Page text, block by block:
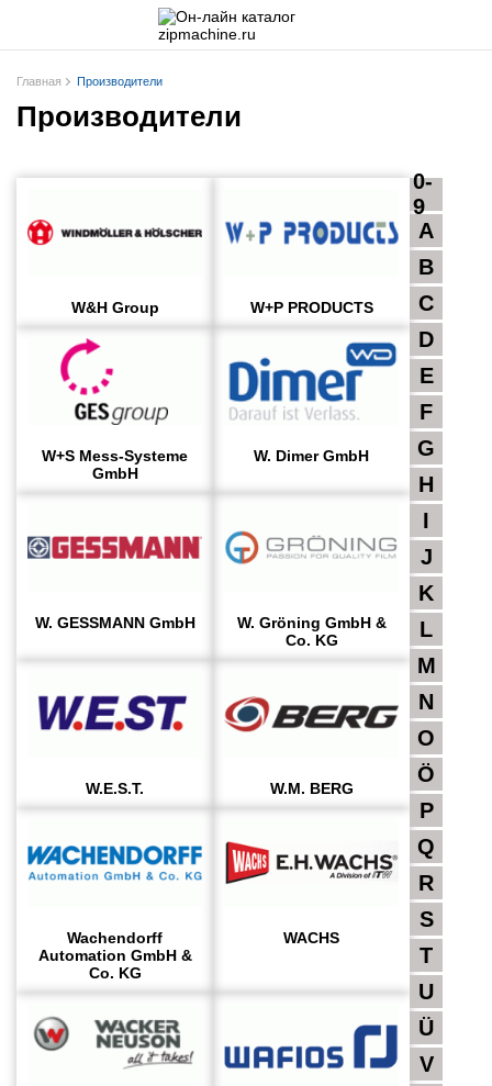
Главная Производители
Производители
W&H Group W+P PRODUCTS
W+S Mess-Systeme
GmbH
W. Dimer GmbH
W. GESSMANN GmbH
W. Gröning GmbH &
Co. KG
W.E.S.T. W.M. BERG
Wachendorff
Automation GmbH &
Co. KG
WACHS
0-
9
A
B
C
D
E
F
G
H
I
J
K
L
M
N
O
Ö
P
Q
R
S
T
U
Ü
V